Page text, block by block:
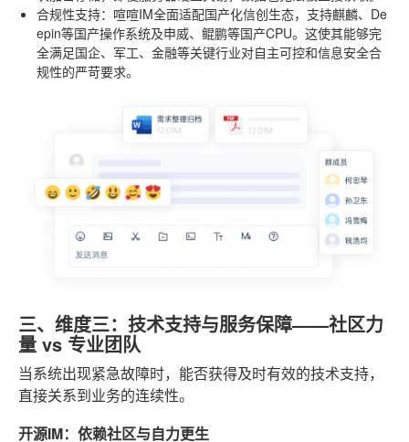
合规性支持：喧喧IM全面适配国产化信创生态，支持麒麟、De
epin等国产操作系统及申威、鲲鹏等国产CPU。这使其能够完
全满足国企、军工、金融等关键行业对自主可控和信息安全合
规性的严苛要求。
三、维度三：技术支持与服务保障——社区力
量 vs 专业团队
当系统出现紧急故障时，能否获得及时有效的技术支持，
直接关系到业务的连续性。
开源IM：依赖社区与自力更生